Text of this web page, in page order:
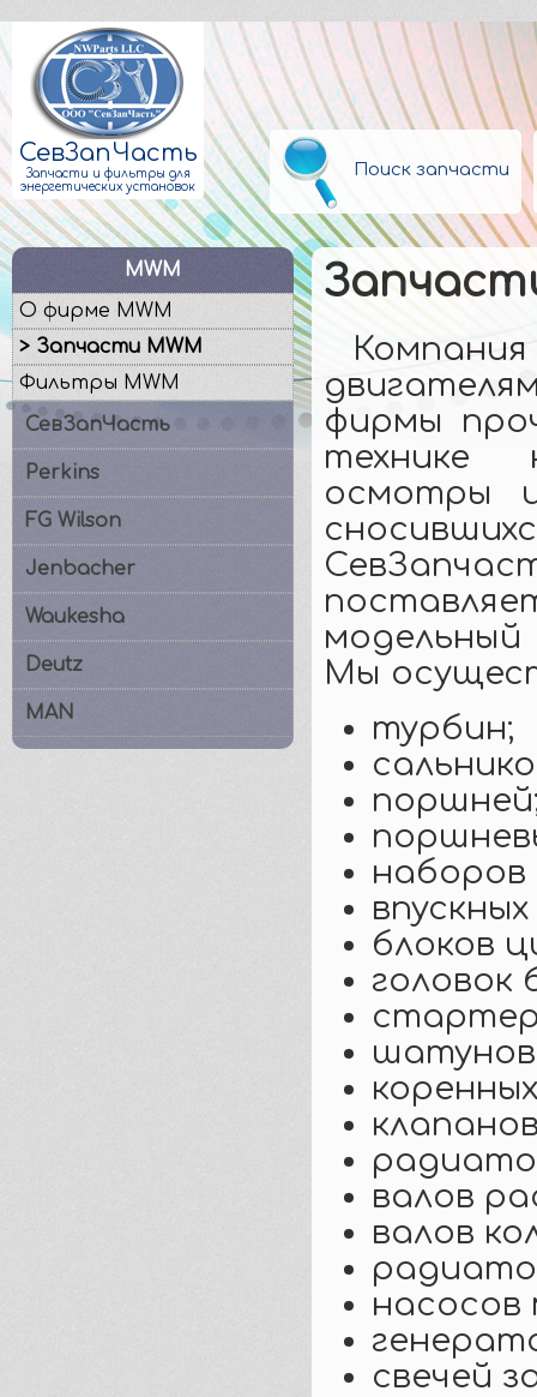
СевЗапЧасть
Запчасти и фильтры для
энергетических установок
Поиск запчасти
MWM
О фирме MWM
> Запчасти MWM
Фильтры MWM
СевЗапЧасть
Perkins
FG Wilson
Jenbacher
Waukesha
Deutz
MAN
фирмы
технике
осмотры
Мы
турбин;
наборов
блоков
головок
шатунов
валов
валов
насосов
свечей